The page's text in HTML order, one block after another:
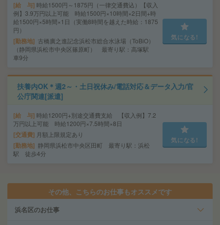
給 与 時給1500円～1875円（一律交通費込）【収入
例】3.9万円以上可能 時給1500円×10時間×2日間+時
給1500円×5時間×1日（実働8時間を越えた時給：1875
円）
勤務地
古橋廣之進記念浜松市総合水泳場（ToBiO）
（静岡県浜松市中央区篠原町） 最寄り駅：高塚駅
車9分
気になる!
扶養内OK＊週2～・土日祝休み/電話対応＆データ入力/官
公庁関連[派遣]
給 与 時給1200円+別途交通費支給 【収入例】7.2
万円以上可能 時給1200円×7.5時間×8日
交通費 月額上限規定あり
勤務地
静岡県浜松市中央区田町 最寄り駅：浜松
駅 徒歩4分
気になる!
その他、こちらのお仕事もオススメです
浜名区のお仕事